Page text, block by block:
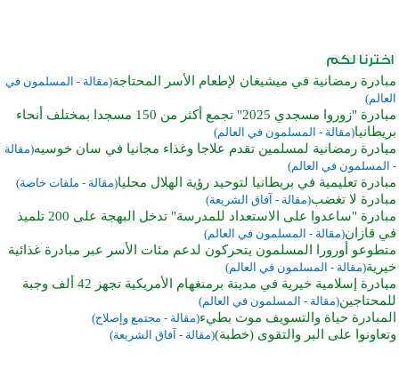
مبادرة رمضانية في ميشيغان لإطعام الأسر المحتاجة(مقالة - المسلمون في
العالم)
مبادرة "زوروا مسجدي 2025" تجمع أكثر من 150 مسجدا بمختلف أنحاء
بريطانيا(مقالة - المسلمون في العالم)
مبادرة رمضانية لمسلمين تقدم علاجا وغذاء مجانيا في سان خوسيه(مقالة
- المسلمون في العالم)
مبادرة تعليمية في بريطانيا لتوحيد رؤية الهلال محليا(مقالة - ملفات خاصة)
مبادرة لا تغضب(مقالة - آفاق الشريعة)
مبادرة "ساعدوا على الاستعداد للمدرسة" تدخل البهجة على 200 تلميذ
في قازان(مقالة - المسلمون في العالم)
متطوعو أورورا المسلمون يتحركون لدعم مئات الأسر عبر مبادرة غذائية
خيرية(مقالة - المسلمون في العالم)
مبادرة إسلامية خيرية في مدينة برمنغهام الأمريكية تجهز 42 ألف وجبة
للمحتاجين(مقالة - المسلمون في العالم)
المبادرة حياة والتسويف موت بطيء(مقالة - مجتمع وإصلاح)
وتعاونوا على البر والتقوى (خطبة)(مقالة - آفاق الشريعة)